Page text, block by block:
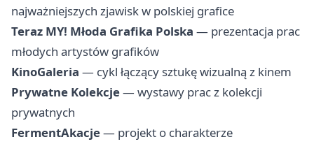
najważniejszych zjawisk w polskiej grafice
Teraz MY! Młoda Grafika Polska — prezentacja prac
młodych artystów grafików
KinoGaleria — cykl łączący sztukę wizualną z kinem
Prywatne Kolekcje— wystawy prac z kolekcji
prywatnych
FermentAkacje— projekt o charakterze